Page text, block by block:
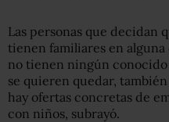
Las personas que decidan
tienen familiares en alguna
no tienen ningún
se quieren quedar,
hay ofertas concretas de
con niños, subrayó.